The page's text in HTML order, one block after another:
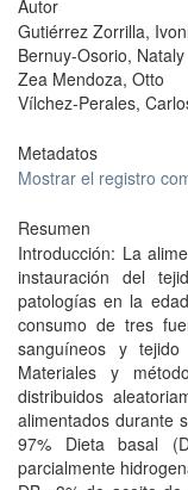
Autor
Gutiérrez Zorrilla,
Bernuy-Osorio, Nataly
Zea Mendoza, Otto
Vílchez-Perales,
Metadatos
Mostrar el registro
Resumen
Introducción: La
instauración del
patologías en la
consumo de tres
sanguíneos y
Materiales y
distribuidos
alimentados durante
97% Dieta basal
parcialmente